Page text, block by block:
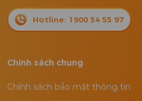
Hotline: 1900 54 55 97
Chính sách chung
Chính sách bảo mật thông tin